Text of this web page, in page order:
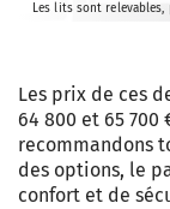
Les lits sont relevables,
Les prix de ces
64 800 et 65 700
recommandons
des options, le
confort et de